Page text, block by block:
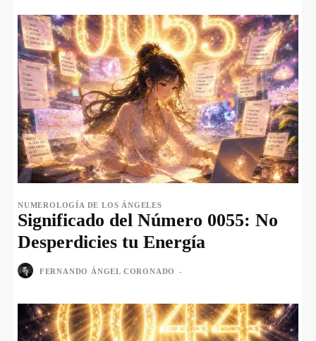
NUMEROLOGÍA DE LOS ÁNGELES
Significado del Número 0055: No
Desperdicies tu Energía
FERNANDO ÁNGEL CORONADO -